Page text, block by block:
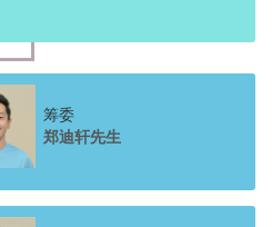
筹委
郑迪轩先生